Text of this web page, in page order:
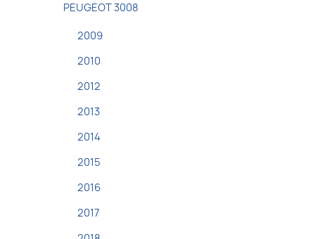
PEUGEOT 3008
2009
2010
2012
2013
2014
2015
2016
2017